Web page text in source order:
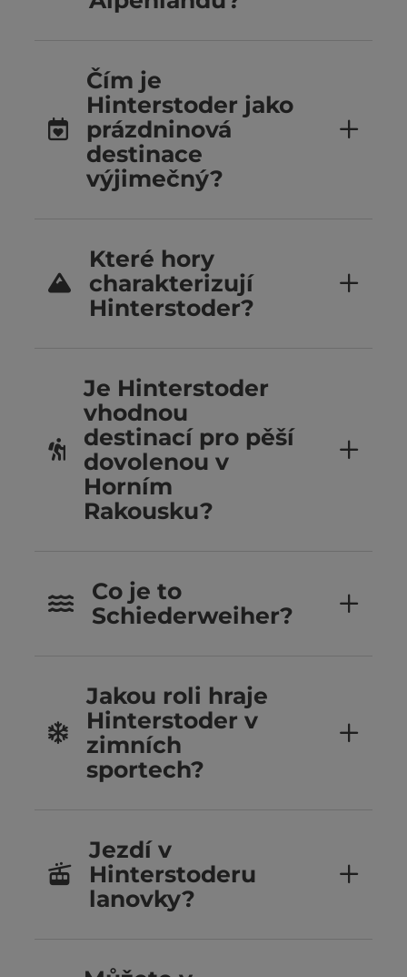
Čím je
Hinterstoder jako
prázdninová
destinace
výjimečný?
Které hory
charakterizují
Hinterstoder?
Je Hinterstoder
vhodnou
destinací pro pěší
dovolenou v
Horním
Rakousku?
Co je to
Schiederweiher?
Jakou roli hraje
Hinterstoder v
zimních
sportech?
Jezdí v
Hinterstoderu
lanovky?